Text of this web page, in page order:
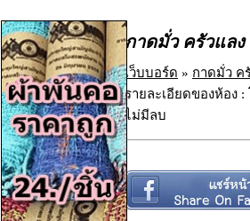
กาดมั่ว ครัวแลง
เว็บบอร์ด » กาดมั่ว ค
รายละเอียดของห้อง
ไม่มีลบ